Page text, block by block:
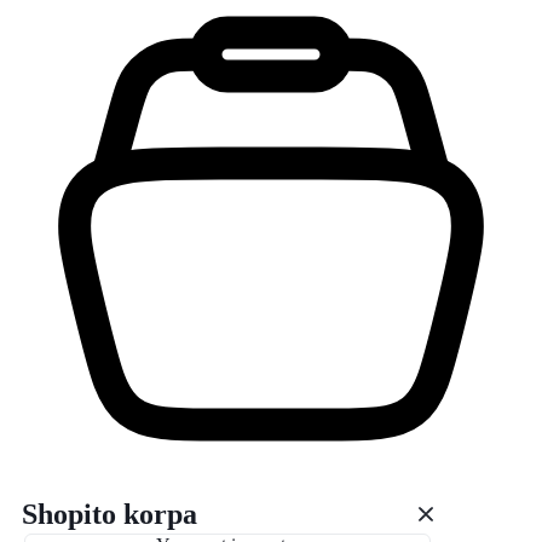
Shopito korpa